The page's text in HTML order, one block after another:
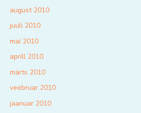
august 2010
juuli 2010
mai 2010
aprill 2010
märts 2010
veebruar 2010
jaanuar 2010